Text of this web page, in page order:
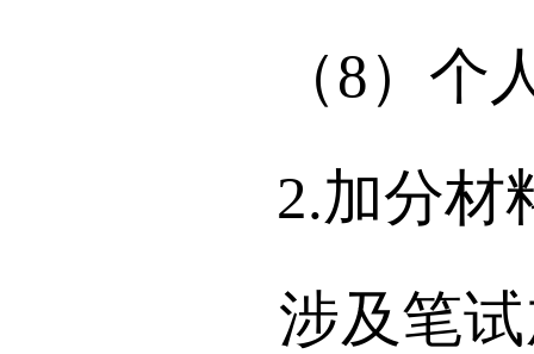
（8）个人
2.加分材
涉及笔试